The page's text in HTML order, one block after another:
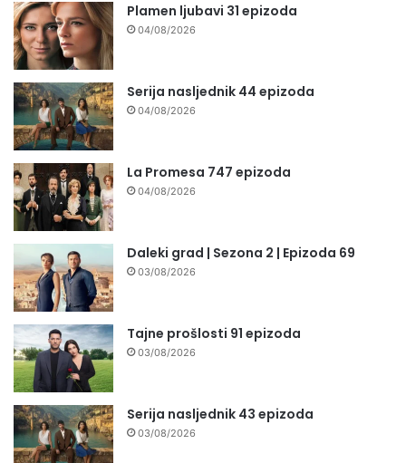
Plamen ljubavi 31 epizoda
04/08/2026
Serija nasljednik 44 epizoda
04/08/2026
La Promesa 747 epizoda
04/08/2026
Daleki grad | Sezona 2 | Epizoda 69
03/08/2026
Tajne prošlosti 91 epizoda
03/08/2026
Serija nasljednik 43 epizoda
03/08/2026